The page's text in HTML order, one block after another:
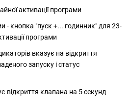
активації програми
- кнопка "пуск +... годинник" для 23-
програми
вказує на відкриття
запуску і статус
відкриття клапана на 5 секунд